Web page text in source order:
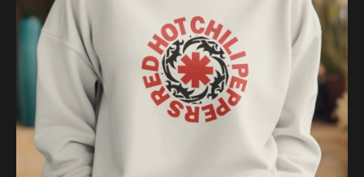
options
peuvent
page
produit